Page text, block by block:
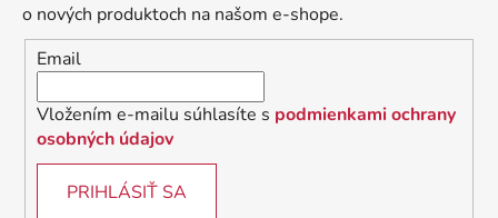
o nových produktoch na našom e-shope.
Email
Vložením e-mailu súhlasíte s podmienkami ochrany
osobných údajov
PRIHLÁSIŤ SA